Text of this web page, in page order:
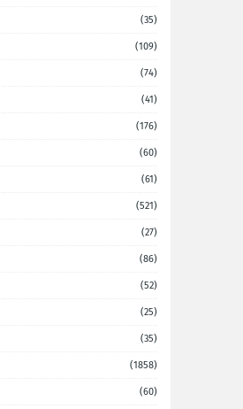
(35)
(109)
(74)
(41)
(176)
(60)
(61)
(521)
(27)
(86)
(52)
(25)
(35)
(1858)
(60)